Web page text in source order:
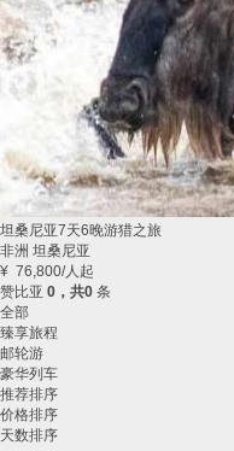
坦桑尼亚7天6晚游猎之旅
非洲 坦桑尼亚
¥ 76,800/人起
赞比亚 0，共0 条
全部
臻享旅程
邮轮游
豪华列车
推荐排序
价格排序
天数排序